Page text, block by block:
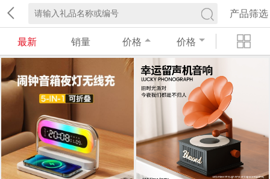
产品筛选
最新 销量 价格 价格